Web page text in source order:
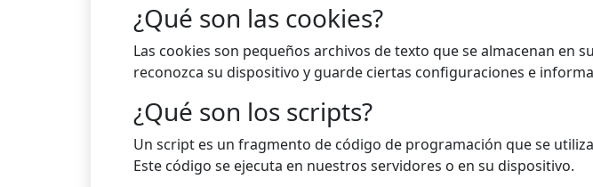
¿Qué son las cookies?
Las cookies son pequeños archivos de texto que se almacenan
reconozca su dispositivo y guarde ciertas configuraciones e
¿Qué son los scripts?
Un script es un fragmento de código de programación que se
Este código se ejecuta en nuestros servidores o en su dispositivo.